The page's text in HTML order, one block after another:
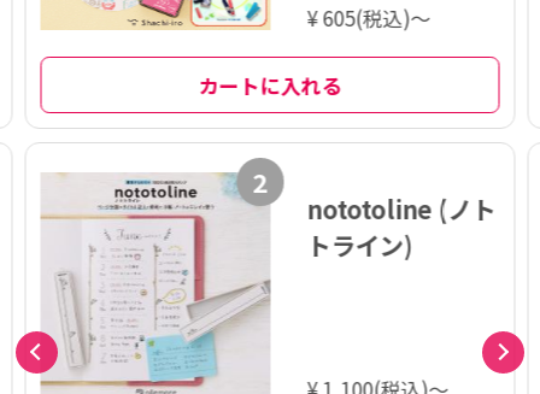
¥ 605(税込)～
カートに入れる
2
nototoline (ノト
トライン)